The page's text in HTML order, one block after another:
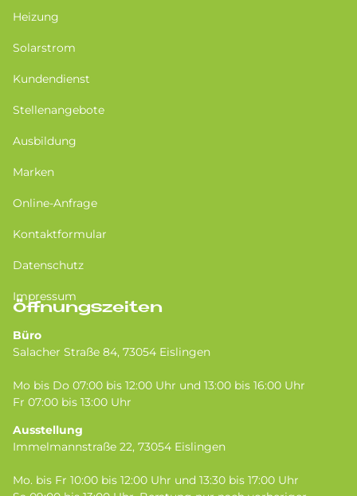
Heizung
Solarstrom
Kundendienst
Stellenangebote
Ausbildung
Marken
Online-Anfrage
Kontaktformular
Datenschutz
Impressum
Öffnungszeiten
Büro
Salacher Straße 84, 73054 Eislingen
Mo bis Do 07:00 bis 12:00 Uhr und 13:00 bis 16:00 Uhr
Fr 07:00 bis 13:00 Uhr
Ausstellung
Immelmannstraße 22, 73054 Eislingen
Mo. bis Fr 10:00 bis 12:00 Uhr und 13:30 bis 17:00 Uhr